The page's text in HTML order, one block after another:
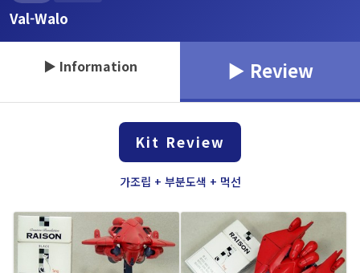
Val-Walo
▶ Information ▶ Review
Kit Review
가조립 + 부분도색 + 먹선